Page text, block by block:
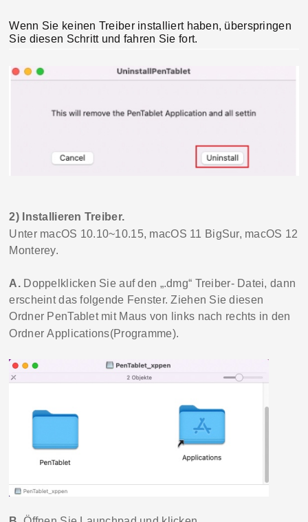
Wenn Sie keinen Treiber installiert haben, überspringen
Sie diesen Schritt und fahren Sie fort.
2) nstallieren Treiber.
Unter macOS 10.10~10.15, macOS 11 BigSur, macOS 12
Monterey.
A. Doppelklicken Sie auf den „.dmg“ Treiber- Datei, dann
erscheint das folgende Fenster. Ziehen Sie diesen
Ordner PenTablet mit Maus von links nach rechts in den
Ordner Applications(Programme).